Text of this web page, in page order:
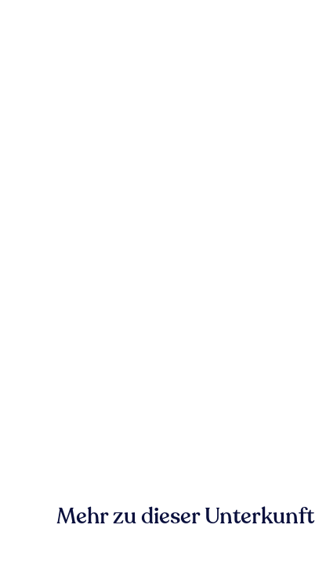
Mehr zu dieser Unterkunft